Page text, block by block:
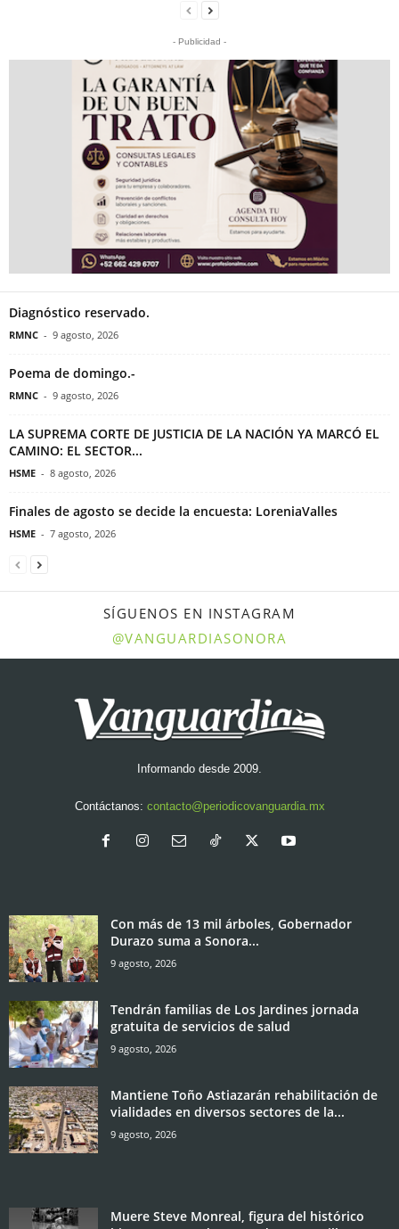
- Publicidad -
Diagnóstico reservado.
RMNC - 9 agosto, 2026
Poema de domingo.-
RMNC - 9 agosto, 2026
LA SUPREMA CORTE DE JUSTICIA DE LA NACIÓN YA MARCÓ EL
CAMINO: EL SECTOR...
HSME - 8 agosto, 2026
Finales de agosto se decide la encuesta: LoreniaValles
HSME - 7 agosto, 2026
SÍGUENOS EN INSTAGRAM
@VANGUARDIASONORA
Informando desde 2009.
Contáctanos: contacto@periodicovanguardia.mx
Con más de 13 mil árboles, Gobernador
Durazo suma a Sonora...
9 agosto, 2026
Tendrán familias de Los Jardines jornada
gratuita de servicios de salud
9 agosto, 2026
Mantiene Toño Astiazarán rehabilitación de
vialidades en diversos sectores de la...
9 agosto, 2026
Muere Steve Monreal, figura del histórico